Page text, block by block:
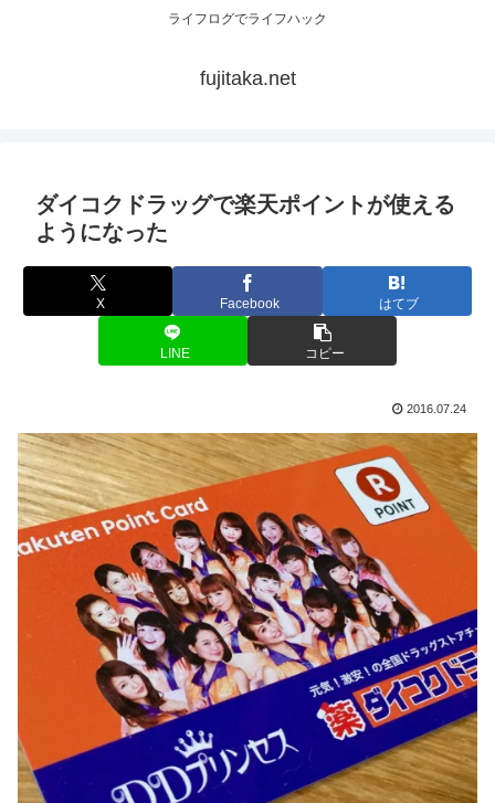
ライフログでライフハック
fujitaka.net
ダイコクドラッグで楽天ポイントが使える
ようになった
X Facebook はてブ
LINE コピー
2016.07.24